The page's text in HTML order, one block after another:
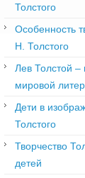
Толстого
Особенность
Н. Толстого
Лев Толстой –
мировой
Дети в
Толстого
Творчество
детей